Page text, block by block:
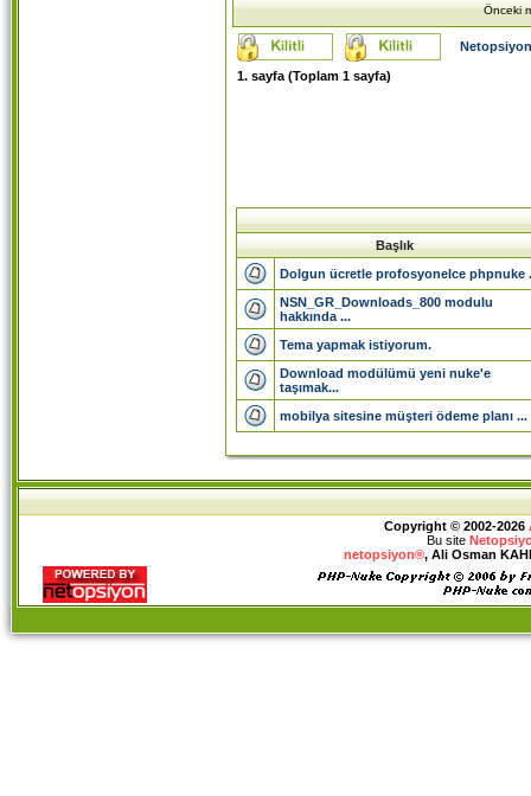
Önceki
1. sayfa (Toplam 1 sayfa)
Başlık
Dolgun ücretle profosyonelce phpnuke
NSN_GR_Downloads_800 modulu
hakkında ...
Tema yapmak istiyorum.
Download modülümü yeni nuke'e
taşımak...
mobilya sitesine müşteri ödeme planı ...
Copyright © 2002-2026
Bu site
netopsiyon®, Ali Osman